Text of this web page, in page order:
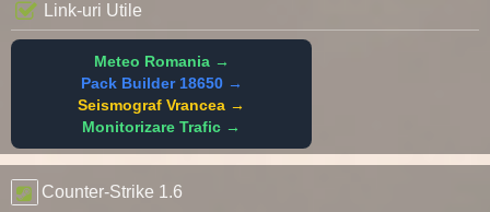
Link-uri Utile
Meteo Romania →
Pack Builder 18650 →
Seismograf Vrancea →
Monitorizare Trafic →
Counter-Strike 1.6